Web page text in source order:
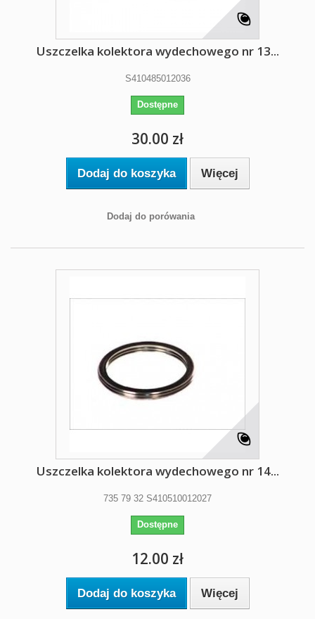
Uszczelka kolektora wydechowego nr 13...
S410485012036
Dostępne
30.00 zł
Dodaj do koszyka Więcej
Dodaj do porówania
Uszczelka kolektora wydechowego nr 14...
735 79 32 S410510012027
Dostępne
12.00 zł
Dodaj do koszyka Więcej